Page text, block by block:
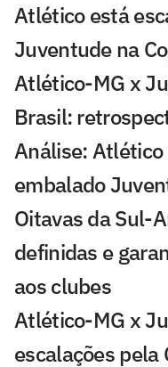
Atlético está
Juventude na
Atlético-MG x
Brasil:
Análise:
embalado
Oitavas da Sul-
definidas e
aos clubes
Atlético-MG x
escalações pela